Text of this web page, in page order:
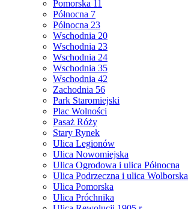
Pomorska 11
Północna 7
Północna 23
Wschodnia 20
Wschodnia 23
Wschodnia 24
Wschodnia 35
Wschodnia 42
Zachodnia 56
Park Staromiejski
Plac Wolności
Pasaż Róży
Stary Rynek
Ulica Legionów
Ulica Nowomiejska
Ulica Ogrodowa i ulica Północna
Ulica Podrzeczna i ulica Wolborska
Ulica Pomorska
Ulica Próchnika